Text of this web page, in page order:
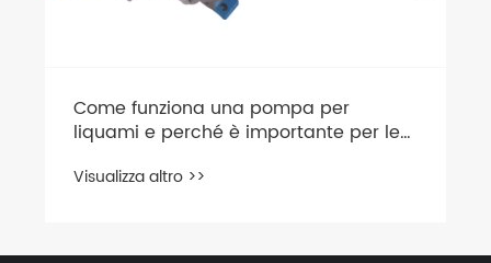
Come funziona una pompa per
liquami e perché è importante per le
Visualizza altro >>